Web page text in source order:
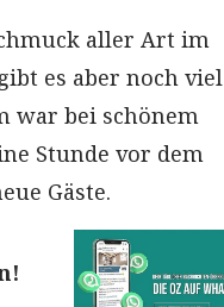
aller Art im
es aber noch viel
war bei schönem
Stunde vor dem
Gäste.